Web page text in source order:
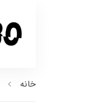
خانه